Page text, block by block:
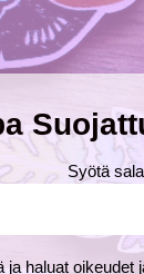
Syötä
ja haluat oikeudet